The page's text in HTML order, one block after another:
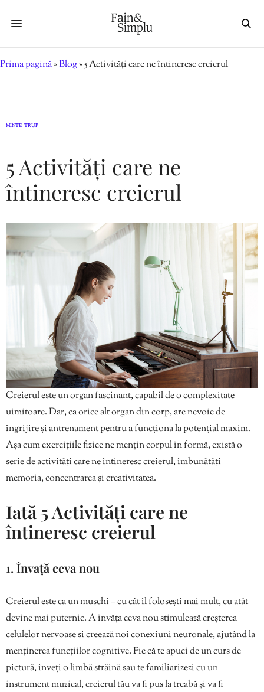
Prima pagină»Blog»5 Activități care ne întineresc creierul
MINTE TRUP
5 Activități care ne
întineresc creierul
Creierul este un organ fascinant, capabil de o complexitate
uimitoare. Dar, ca orice alt organ din corp, are nevoie de
îngrijire și antrenament pentru a funcționa la potențial maxim.
Așa cum exercițiile fizice ne mențin corpul în formă, există o
serie de activități care ne întineresc creierul, îmbunătăți
memoria, concentrarea și creativitatea.
Iată 5 Activități care ne
întineresc creierul
1. Învață ceva nou
Creierul este ca un mușchi – cu cât îl folosești mai mult, cu atât
devine mai puternic. A învăța ceva nou stimulează creșterea
celulelor nervoase și creează noi conexiuni neuronale, ajutând la
menținerea funcțiilor cognitive. Fie că te apuci de un curs de
pictură, înveți o limbă străină sau te familiarizezi cu un
instrument muzical, creierul tău va fi pus la treabă și va fi